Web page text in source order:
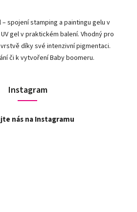
spojení stamping a paintingu gelu v
gel v praktickém balení. Vhodný pro
díky své intenzivní pigmentaci.
či k vytvoření Baby boomeru.
Instagram
nás na Instagramu